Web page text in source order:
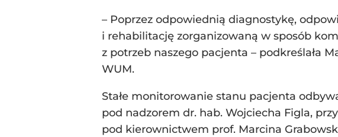
– Poprzez odpowiednią diagnostykę,
i rehabilitację zorganizowaną w sposób
z potrzeb naszego pacjenta – podkreślała
WUM.
Stałe monitorowanie stanu pacjenta
pod nadzorem dr. hab. Wojciecha Figla,
pod kierownictwem prof. Marcina